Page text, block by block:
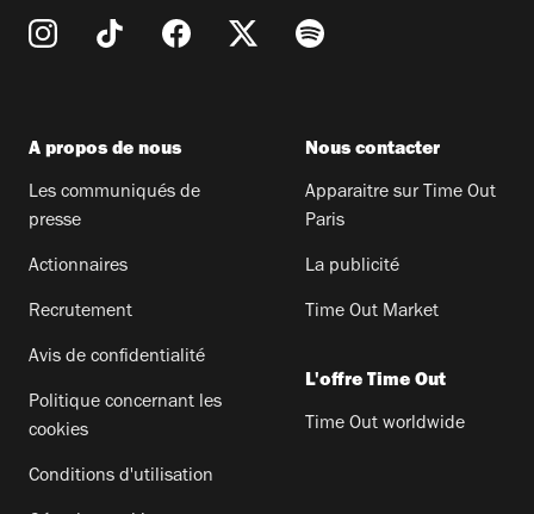
A propos de nous
Les communiqués de
presse
Actionnaires
Recrutement
Avis de confidentialité
Politique concernant les
cookies
Conditions d'utilisation
Nous contacter
Apparaitre sur Time Out
Paris
La publicité
Time Out Market
L'offre Time Out
Time Out worldwide